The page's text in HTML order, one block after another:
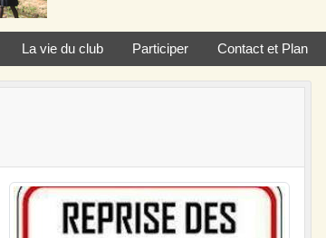
La vie du club Participer Contact et Plan